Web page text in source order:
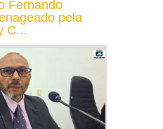
Fernando
pela
C...